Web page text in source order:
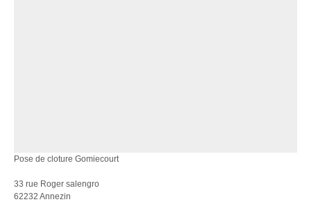
Pose de cloture Gomiecourt
33 rue Roger salengro
62232 Annezin